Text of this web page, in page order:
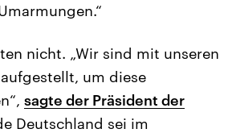
nicht. „Wir sind mit unseren
um diese
sagte der Präsident der
Deutschland sei im